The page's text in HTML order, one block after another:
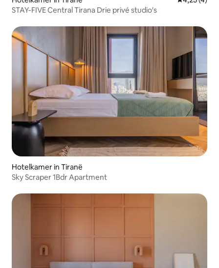
STAY-FIVE Central Tirana Drie privé studio's
Hotelkamer in Tiranë
Sky Scraper 1Bdr Apartment